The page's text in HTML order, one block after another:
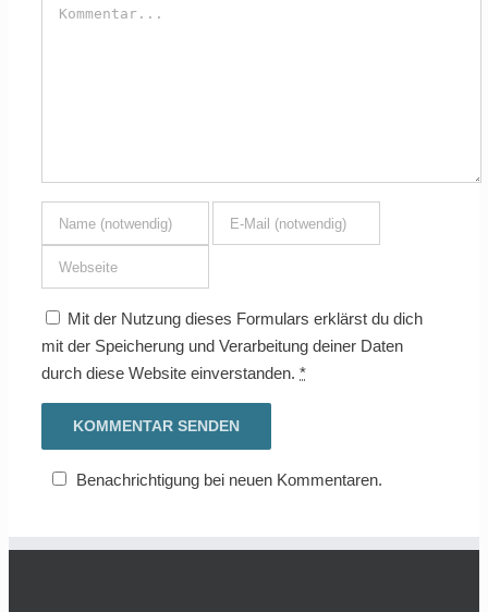
Mit der Nutzung dieses Formulars erklärst du dich
mit der Speicherung und Verarbeitung deiner Daten
durch diese Website einverstanden. *
Benachrichtigung bei neuen Kommentaren.